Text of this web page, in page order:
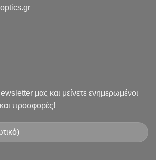
μας και μείνετε ενημερωμένοι
προσφορές!